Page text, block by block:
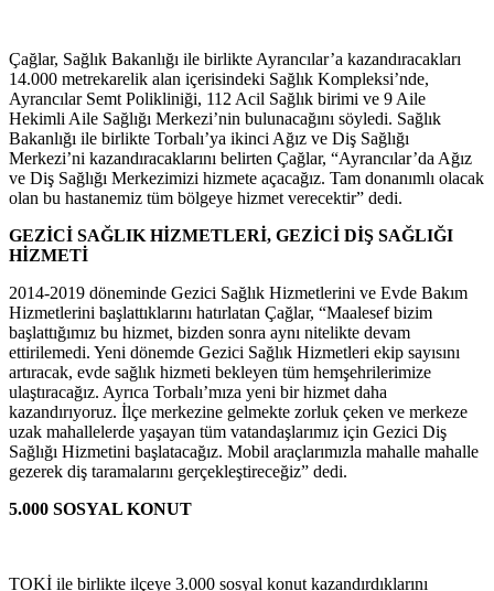
Çağlar, Sağlık Bakanlığı ile birlikte Ayrancılar’a kazandıracakları
14.000 metrekarelik alan içerisindeki Sağlık Kompleksi’nde,
Ayrancılar Semt Polikliniği, 112 Acil Sağlık birimi ve 9 Aile
Hekimli Aile Sağlığı Merkezi’nin bulunacağını söyledi. Sağlık
Bakanlığı ile birlikte Torbalı’ya ikinci Ağız ve Diş Sağlığı
Merkezi’ni kazandıracaklarını belirten Çağlar, “Ayrancılar’da Ağız
ve Diş Sağlığı Merkezimizi hizmete açacağız. Tam donanımlı olacak
olan bu hastanemiz tüm bölgeye hizmet verecektir” dedi.
GEZİCİ SAĞLIK HİZMETLERİ, GEZİCİ DİŞ SAĞLIĞI
HİZMETİ
2014-2019 döneminde Gezici Sağlık Hizmetlerini ve Evde Bakım
Hizmetlerini başlattıklarını hatırlatan Çağlar, “Maalesef bizim
başlattığımız bu hizmet, bizden sonra aynı nitelikte devam
ettirilemedi. Yeni dönemde Gezici Sağlık Hizmetleri ekip sayısını
artıracak, evde sağlık hizmeti bekleyen tüm hemşehrilerimize
ulaştıracağız. Ayrıca Torbalı’mıza yeni bir hizmet daha
kazandırıyoruz. İlçe merkezine gelmekte zorluk çeken ve merkeze
uzak mahallelerde yaşayan tüm vatandaşlarımız için Gezici Diş
Sağlığı Hizmetini başlatacağız. Mobil araçlarımızla mahalle mahalle
gezerek diş taramalarını gerçekleştireceğiz” dedi.
5.000 SOSYAL KONUT
TOKİ ile birlikte ilçeye 3.000 sosyal konut kazandırdıklarını